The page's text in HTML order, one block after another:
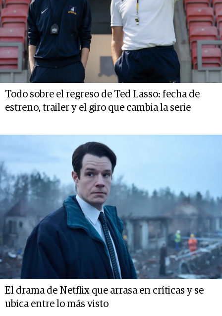
Todo sobre el regreso de Ted Lasso: fecha de
estreno, trailer y el giro que cambia la serie
El drama de Netflix que arrasa en críticas y se
ubica entre lo más visto